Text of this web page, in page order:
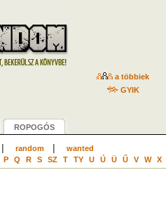
a többiek
GYIK
ROPOGÓS
random|
wanted
P Q R S SZ T TY U Ú Ü Ű V W X